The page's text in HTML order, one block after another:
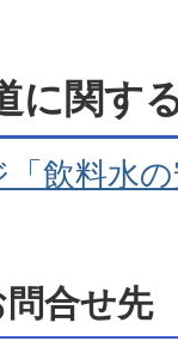
に関す
飲料水
合せ先